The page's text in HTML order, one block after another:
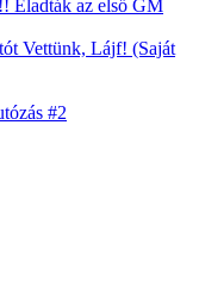
az első GM
Vettünk, Lájf! (Saját
#2